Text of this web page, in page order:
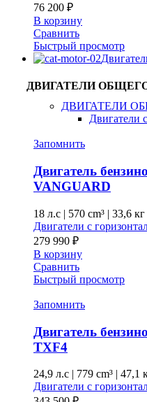
76 200 ₽
В корзину
Сравнить
Быстрый просмотр
ДВИГАТЕЛИ
ДВИГАТЕЛИ
Двигатели
Запомнить
Двигатель
VANGUARD
18 л.с | 570 cm³ | 33,6 кг
Двигатели с
279 990 ₽
В корзину
Сравнить
Быстрый просмотр
Запомнить
Двигатель
TXF4
24,9 л.с | 779 cm³ | 47,1
Двигатели с